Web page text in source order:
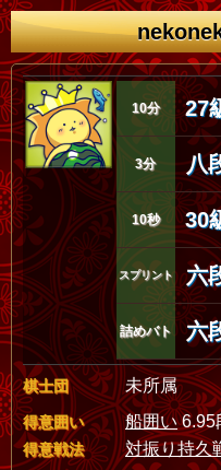
10分 27
3分 八
10秒 30
スプリント 六
詰めバト 六
棋士団 未所属
得意囲い 船囲い6.95
得意戦法 対振り持久